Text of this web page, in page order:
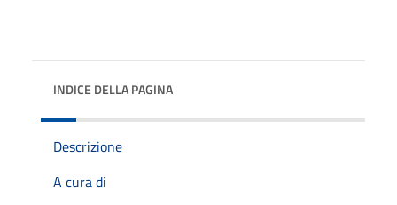
INDICE DELLA PAGINA
Descrizione
A cura di